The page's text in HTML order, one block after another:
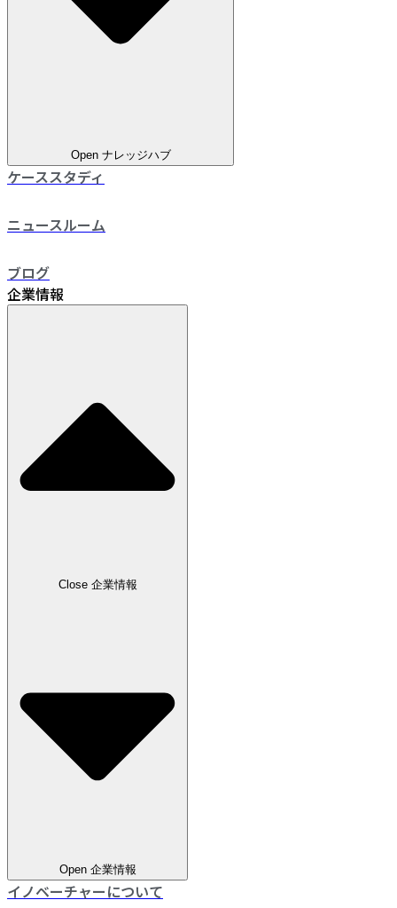
Open ナレッジハブ
ケーススタディ
ニュースルーム
ブログ
企業情報
Close 企業情報
Open 企業情報
イノベーチャーについて